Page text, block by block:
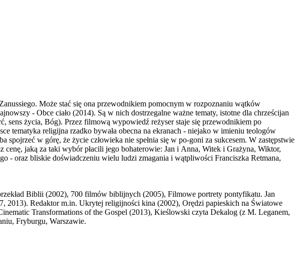
Może stać się ona przewodnikiem pomocnym w rozpoznaniu wątków
- Obce ciało (2014). Są w nich dostrzegalne ważne tematy, istotne dla chrześcijan
sens życia, Bóg). Przez filmową wypowiedź reżyser staje się przewodnikiem po
tematyka religijna rzadko bywała obecna na ekranach - niejako w imieniu teologów
w górę, że życie człowieka nie spełnia się w po-goni za sukcesem. W zastępstwie
jaką za taki wybór płacili jego bohaterowie: Jan i Anna, Witek i Grażyna, Wiktor,
- oraz bliskie doświadczeniu wielu ludzi zmagania i wątpliwości Franciszka Retmana,
Biblii (2002), 700 filmów biblijnych (2005), Filmowe portrety pontyfikatu. Jan
2013). Redaktor m.in. Ukrytej religijności kina (2002), Orędzi papieskich na Światowe
Transformations of the Gospel (2013), Kieślowski czyta Dekalog (z M. Leganem,
Fryburgu, Warszawie.